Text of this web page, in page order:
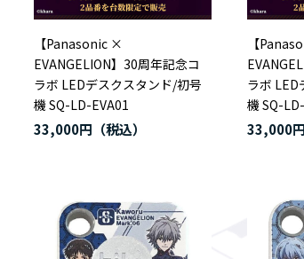
【Panasonic ×
EVANGELION】30周年記念コ
ラボ LEDデスクスタンド/初号
機 SQ-LD-EVA01
33,000円
【
ラボ LED
機 SQ-
33,000円